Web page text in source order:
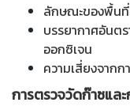
ลักษณะของพื้น
บรรยากาศอันต
ออกซิเจน
ความเสี่ยงจาก
การตรวจวัดก๊าซและ